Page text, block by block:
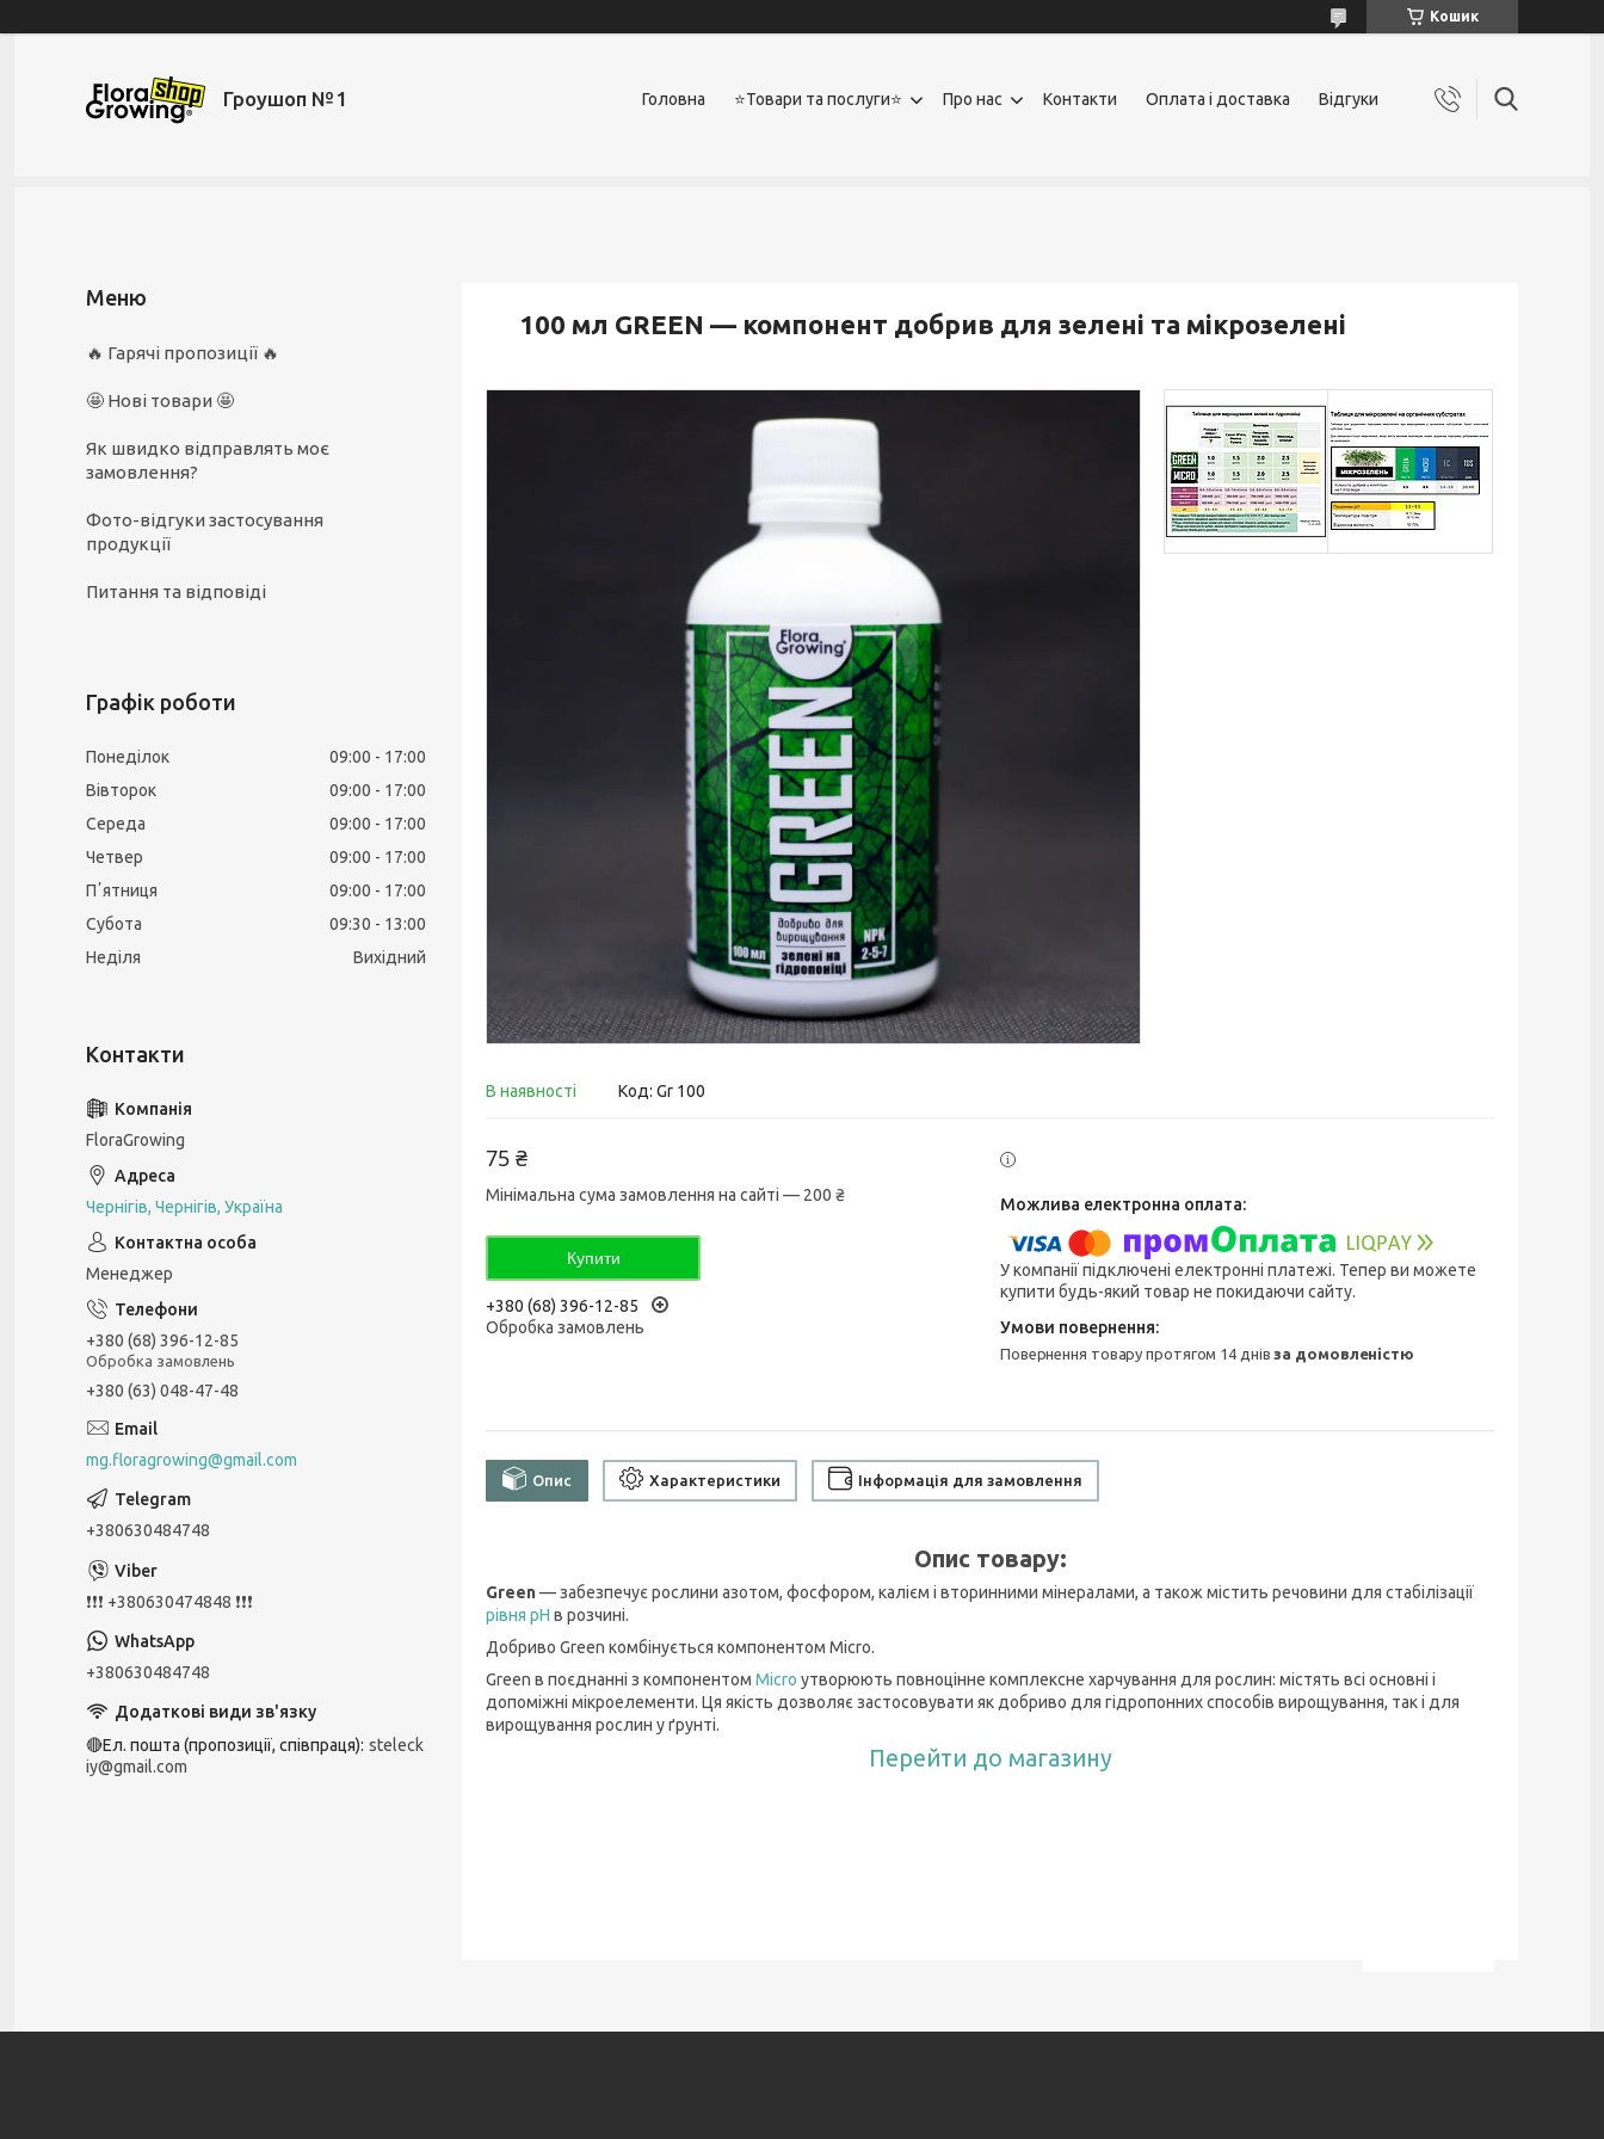
Кошик
Гроушоп №1 Головна ⭐Товари та послуги⭐ Про нас Контакти Оплата і доставка Відгуки
100 мл GREEN — компонент добрив для зелені та мікрозелені
В наявності Код: Gr 100
75 ₴
Мінімальна сума замовлення на сайті — 200 ₴
Купити
+380 (68) 396-12-85
Обробка замовлень
У компанії підключені електронні платежі. Тепер ви можете
купити будь-який товар не покидаючи сайту.
повернення товару протягом 14 днівза домовленістю
Опис Характеристики Інформація для замовлення
Опис товару:
Green — забезпечує рослини азотом, фосфором, калієм і вторинними мінералами, а також містить речовини для стабілізації
рівня pH в розчині.
Добриво Green комбінується компонентом Micro.
Green в поєднанні з компонентом Micro утворюють повноцінне комплексне харчування для рослин: містять всі основні і
допоміжні мікроелементи. Ця якість дозволяє застосовувати як добриво для гідропонних способів вирощування, так і для
вирощування рослин у ґрунті.
Перейти до магазину
🔥 Гарячі пропозиції 🔥
🤩 Нові товари 🤩
Як швидко відправлять моє
замовлення?
Фото-відгуки застосування
продукції
Питання та відповіді
Графік роботи
Понеділок 09:00
17:00
Вівторок
09:00
17:00
Середа
09:00
17:00
Четвер
09:00
17:00
Пʼятниця
09:00
17:00
Субота
09:30
13:00
Неділя
Вихідний
FloraGrowing
Чернігів, Чернігів, Україна
Менеджер
+380 (68) 396-12-85
Обробка замовлень
+380 (63) 048-47-48
mg.floragrowing@gmail.com
+380630484748
❗❗❗ +380630474848 ❗❗❗
+380630484748
🔴Ел. пошта (пропозиції, співпраця) steleck
iy@gmail.com